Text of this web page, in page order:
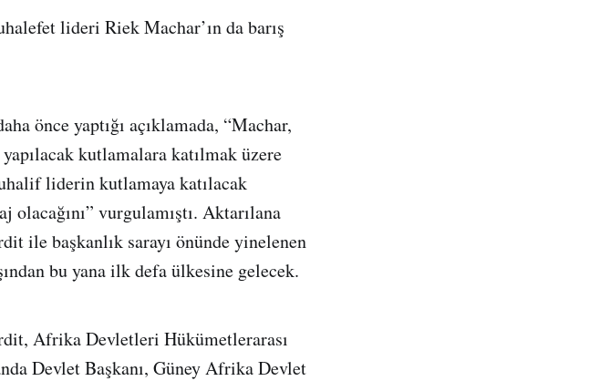
lideri Riek Machar’ın da barış
önce yaptığı açıklamada, “Machar,
kutlamalara katılmak üzere
liderin kutlamaya katılacak
olacağını” vurgulamıştı. Aktarılana
ile başkanlık sarayı önünde yinelenen
bu yana ilk defa ülkesine gelecek.
Afrika Devletleri Hükümetlerarası
Devlet Başkanı, Güney Afrika Devlet